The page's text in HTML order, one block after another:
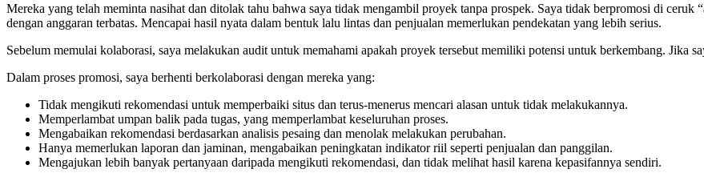
Mereka yang telah meminta nasihat dan ditolak tahu bahwa saya tidak mengambil proyek tanpa prospek. Saya tidak berpromosi di ceruk
dengan anggaran terbatas. Mencapai hasil nyata dalam bentuk lalu lintas dan penjualan memerlukan pendekatan yang lebih serius.
Sebelum memulai kolaborasi, saya melakukan audit untuk memahami apakah proyek tersebut memiliki potensi untuk berkembang. Jika
Dalam proses promosi, saya berhenti berkolaborasi dengan mereka yang:
Tidak mengikuti rekomendasi untuk memperbaiki situs dan terus-menerus mencari alasan untuk tidak melakukannya.
Memperlambat umpan balik pada tugas, yang memperlambat keseluruhan proses.
Mengabaikan rekomendasi berdasarkan analisis pesaing dan menolak melakukan perubahan.
Hanya memerlukan laporan dan jaminan, mengabaikan peningkatan indikator riil seperti penjualan dan panggilan.
Mengajukan lebih banyak pertanyaan daripada mengikuti rekomendasi, dan tidak melihat hasil karena kepasifannya sendiri.